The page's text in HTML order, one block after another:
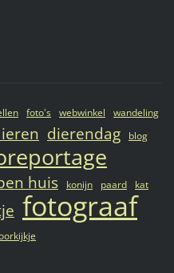
foto's webwinkel
wandeling
dierendag blog
huis konijn paard kat
fotograaf